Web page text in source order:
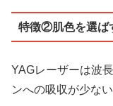
特徴②肌色を選ば
YAGレーザーは波
ンへの吸収が少な